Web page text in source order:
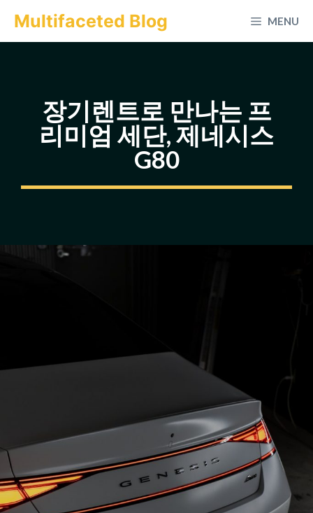
Multifaceted Blog MENU
장기렌트로 만나는 프
리미엄 세단, 제네시스
G80